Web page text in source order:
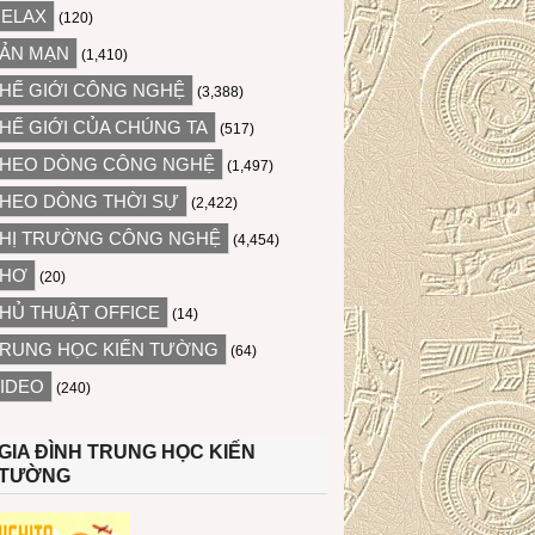
(120)
MẠN (1,410)
GIỚI CÔNG NGHỆ (3,388)
GIỚI CỦA CHÚNG TA (517)
DÒNG CÔNG NGHỆ (1,497)
DÒNG THỜI SỰ (2,422)
TRƯỜNG CÔNG NGHỆ (4,454)
(20)
THUẬT OFFICE (14)
HỌC KIẾN TƯỜNG (64)
(240)
ĐÌNH TRUNG HỌC KIẾN